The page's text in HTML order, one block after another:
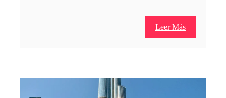
Leer Más